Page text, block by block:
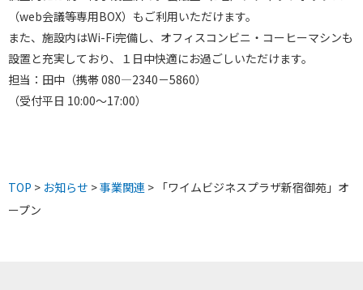
（web会議等専用BOX）もご利用いただけます。
また、施設内はWi-Fi完備し、オフィスコンビニ・コーヒーマシンも
設置と充実しており、１日中快適にお過ごしいただけます。
担当：田中（携帯 080―2340－5860）
（受付平日 10:00〜17:00）
TOP > お知らせ >事業関連 > 「ワイムビジネスプラザ新宿御苑」オ
ープン